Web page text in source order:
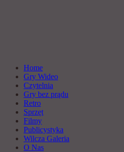
Home
Gry Wideo
Czytelnia
Gry bez prądu
Retro
Sprzęt
Filmy
Publicystyka
Wilcza Galeria
O Nas